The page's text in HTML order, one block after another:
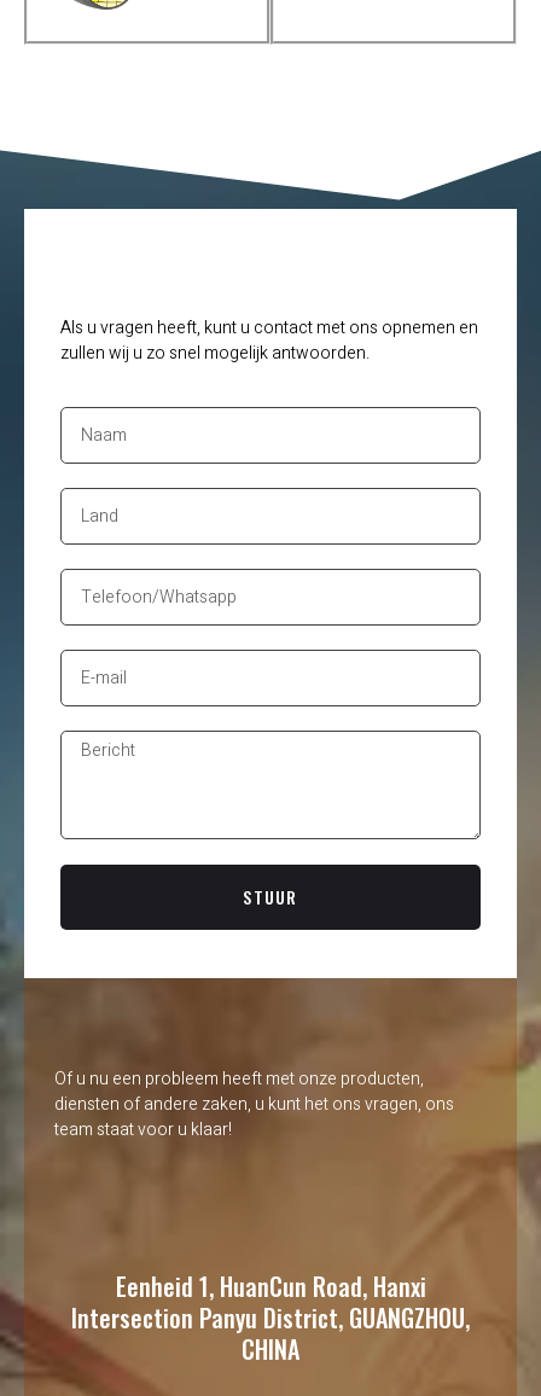
Als u vragen heeft, kunt u contact met ons opnemen en
zullen wij u zo snel mogelijk antwoorden.
STUUR
Of u nu een probleem heeft met onze producten,
diensten of andere zaken, u kunt het ons vragen, ons
team staat voor u klaar!
Eenheid 1, HuanCun Road, Hanxi
Intersection Panyu District, GUANGZHOU,
CHINA